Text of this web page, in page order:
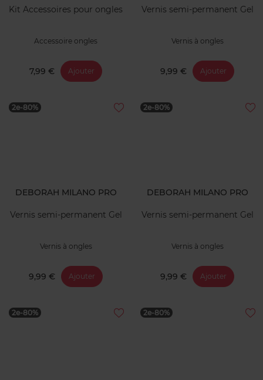
Kit Accessoires pour ongles
Accessoire ongles
7,99 € Ajouter
Vernis semi-permanent Gel
Vernis à ongles
9,99 € Ajouter
2e-80%
DEBORAH MILANO PRO
Vernis semi-permanent Gel
Vernis à ongles
9,99 € Ajouter
2e-80%
DEBORAH MILANO PRO
Vernis semi-permanent Gel
Vernis à ongles
9,99 € Ajouter
2e-80% 2e-80%